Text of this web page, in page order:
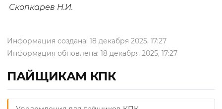
Скопкарев Н.И.
Информация создана: 18 декабря 2025, 17:27
Информация обновлена: 18 декабря 2025, 17:27
ПАЙЩИКАМ КПК